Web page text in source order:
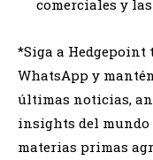
comerciales y
*Siga a Hedgepoint
WhatsApp y
últimas noticias,
insights del mundo
materias primas